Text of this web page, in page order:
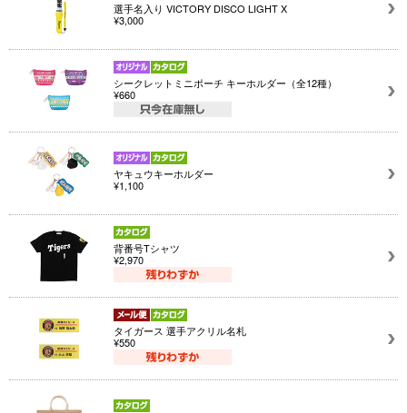
選手名入り VICTORY DISCO LIGHT X
¥3,000
シークレットミニポーチ キーホルダー（全12種）
¥660
ヤキュウキーホルダー
¥1,100
背番号Tシャツ
¥2,970
タイガース 選手アクリル名札
¥550